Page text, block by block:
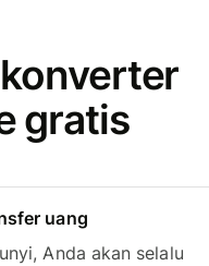
gratis
uang
Anda akan selalu